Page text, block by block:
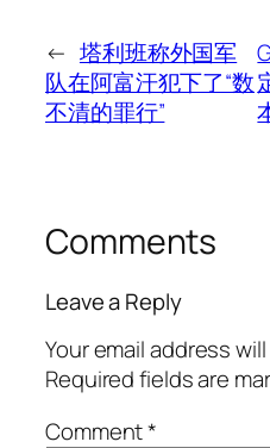
← 塔利班称外国军
队在阿富汗犯下了“数
不清的罪行”
Comments
Leave a Reply
Your email address
Required fields are
Comment*